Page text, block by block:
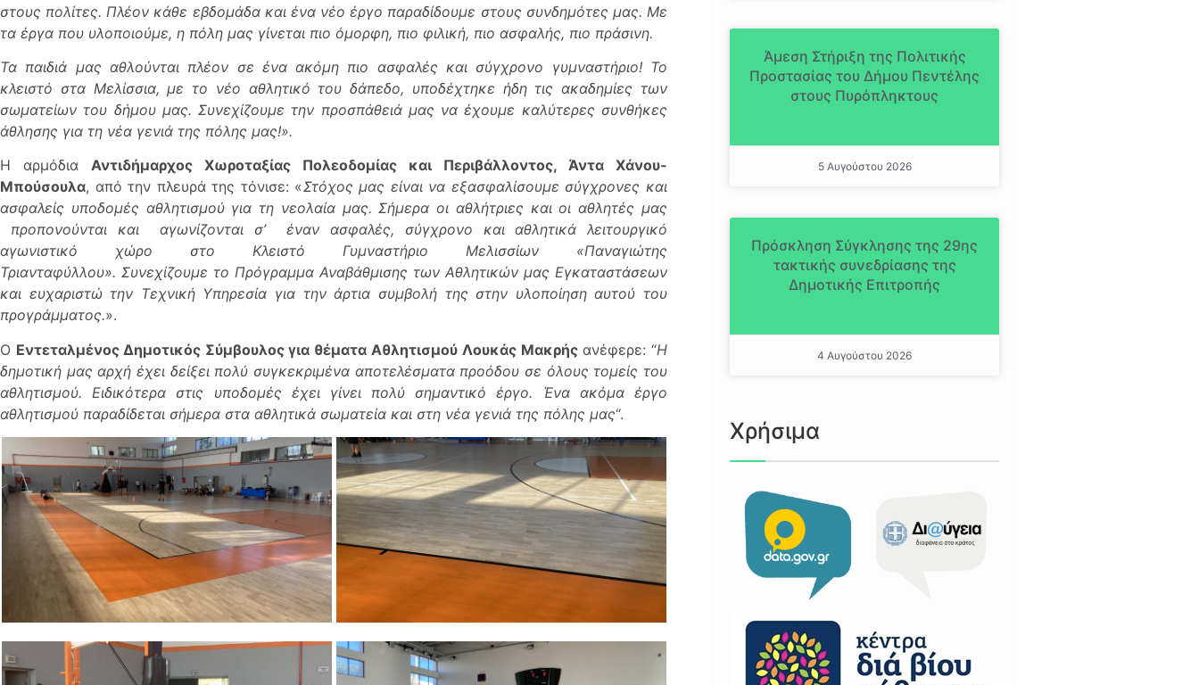
στους πολίτες. Πλέον κάθε εβδομάδα και ένα νέο έργο παραδίδουμε στους συνδημότες μας. Με
τα έργα που υλοποιούμε, η πόλη μας γίνεται πιο όμορφη, πιο φιλική, πιο ασφαλής, πιο πράσινη.
Τα παιδιά μας αθλούνται πλέον σε ένα ακόμη πιο ασφαλές και σύγχρονο γυμναστήριο! Το
κλειστό στα Μελίσσια, με το νέο αθλητικό του δάπεδο, υποδέχτηκε ήδη τις ακαδημίες των
σωματείων του δήμου μας. Συνεχίζουμε την προσπάθειά μας να έχουμε καλύτερες συνθήκες
άθλησης για τη νέα γενιά της πόλης μας!».
Η αρμόδια Αντιδήμαρχος Χωροταξίας Πολεοδομίας και Περιβάλλοντος, Άντα Χάνου-
Μπούσουλα, από την πλευρά της τόνισε: «Στόχος μας είναι να εξασφαλίσουμε σύγχρονες και
ασφαλείς υποδομές αθλητισμού για τη νεολαία μας. Σήμερα οι αθλήτριες και οι αθλητές μας
προπονούνται και
αγωνίζονται σ’
έναν ασφαλές, σύγχρονο και αθλητικά λειτουργικό
αγωνιστικό χώρο στο Κλειστό Γυμναστήριο Μελισσίων «Παναγιώτης
Τριανταφύλλου». Συνεχίζουμε το Πρόγραμμα Αναβάθμισης των Αθλητικών μας Εγκαταστάσεων
και ευχαριστώ την Τεχνική Υπηρεσία για την άρτια συμβολή της στην υλοποίηση αυτού του
προγράμματος.».
Ο Εντεταλμένος Δημοτικός Σύμβουλος για θέματα Αθλητισμού Λουκάς Μακρήςανέφερε: “Η
δημοτική μας αρχή έχει δείξει πολύ συγκεκριμένα αποτελέσματα προόδου σε όλους τομείς του
αθλητισμού. Ειδικότερα στις υποδομές έχει γίνει πολύ σημαντικό έργο. Ένα ακόμα έργο
αθλητισμού παραδίδεται σήμερα στα αθλητικά σωματεία και στη νέα γενιά της πόλης μας“.
Άμεση Στήριξη της Πολιτικής
Προστασίας του Δήμου Πεντέλης
στους Πυρόπληκτους
5 Αυγούστου 2026
Πρόσκληση Σύγκλησης της 29ης
τακτικής συνεδρίασης της
Δημοτικής Επιτροπής
4 Αυγούστου 2026
Χρήσιμα